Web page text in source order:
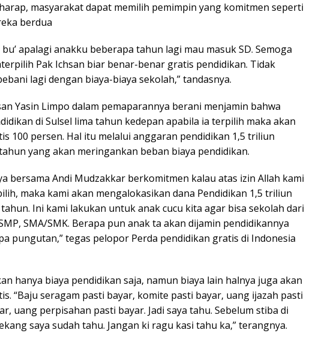
masyarakat dapat memilih pemimpin yang komitmen seperti
berdua
bu’ apalagi anakku beberapa tahun lagi mau masuk SD. Semoga
Pak Ichsan biar benar-benar gratis pendidikan. Tidak
lagi dengan biaya-biaya sekolah,” tandasnya.
Yasin Limpo dalam pemaparannya berani menjamin bahwa
di Sulsel lima tahun kedepan apabila ia terpilih maka akan
100 persen. Hal itu melalui anggaran pendidikan 1,5 triliun
yang akan meringankan beban biaya pendidikan.
bersama Andi Mudzakkar berkomitmen kalau atas izin Allah kami
maka kami akan mengalokasikan dana Pendidikan 1,5 triliun
Ini kami lakukan untuk anak cucu kita agar bisa sekolah dari
SMA/SMK. Berapa pun anak ta akan dijamin pendidikannya
pungutan,” tegas pelopor Perda pendidikan gratis di Indonesia
hanya biaya pendidikan saja, namun biaya lain halnya juga akan
“Baju seragam pasti bayar, komite pasti bayar, uang ijazah pasti
uang perpisahan pasti bayar. Jadi saya tahu. Sebelum stiba di
saya sudah tahu. Jangan ki ragu kasi tahu ka,” terangnya.